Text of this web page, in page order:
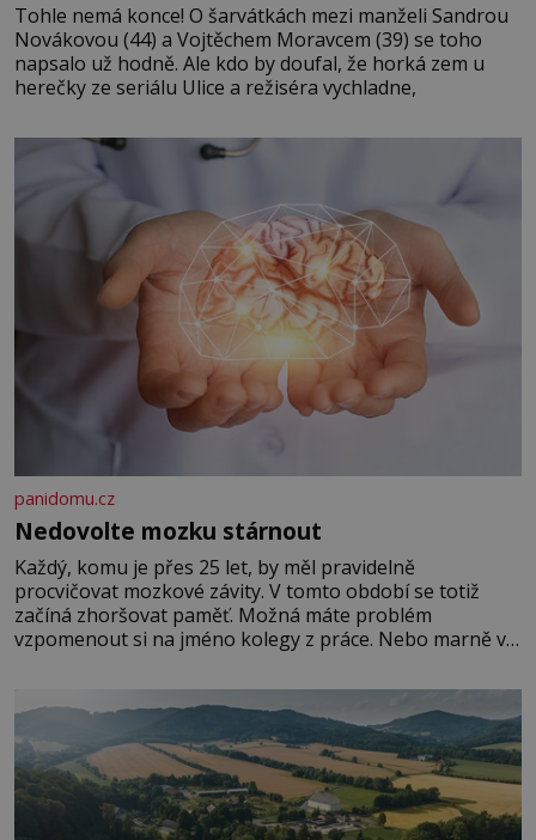
Tohle nemá konce! O šarvátkách mezi manželi Sandrou
Novákovou (44) a Vojtěchem Moravcem (39) se toho
napsalo už hodně. Ale kdo by doufal, že horká zem u
herečky ze seriálu Ulice a režiséra vychladne,
panidomu.cz
Nedovolte mozku stárnout
Každý, komu je přes 25 let, by měl pravidelně
procvičovat mozkové závity. V tomto období se totiž
začíná zhoršovat paměť. Možná máte problém
vzpomenout si na jméno kolegy z práce. Nebo marně v
Je to opravdu tak, s věkem jako kdyby se paměť
rozhodla stávkovat. Cvičte